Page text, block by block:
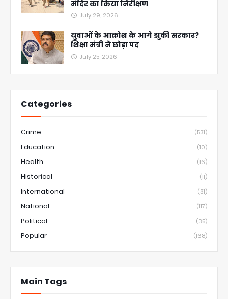
मंदिर का किया निरीक्षण
July 29, 2026
युवाओं के आक्रोश के आगे झुकी सरकार?
शिक्षा मंत्री ने छोड़ा पद
July 25, 2026
Categories
Crime (531)
Education (10)
Health (16)
Historical (11)
International (31)
National (117)
Political (35)
Popular (168)
Main Tags